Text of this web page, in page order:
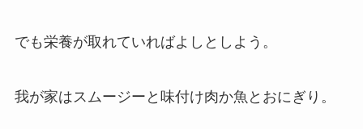
でも栄養が取れていればよしとしよう。
我が家はスムージーと味付け肉か魚とおにぎり。